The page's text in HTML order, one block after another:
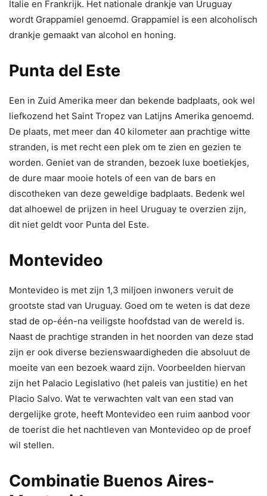
Italie en Frankrijk. Het nationale drankje van Uruguay
wordt Grappamiel genoemd. Grappamiel is een alcoholisch
drankje gemaakt van alcohol en honing.
Punta del Este
Een in Zuid Amerika meer dan bekende badplaats, ook wel
liefkozend het Saint Tropez van Latijns Amerika genoemd.
De plaats, met meer dan 40 kilometer aan prachtige witte
stranden, is met recht een plek om te zien en gezien te
worden. Geniet van de stranden, bezoek luxe boetiekjes,
de dure maar mooie hotels of een van de bars en
discotheken van deze geweldige badplaats. Bedenk wel
dat alhoewel de prijzen in heel Uruguay te overzien zijn,
dit niet geldt voor Punta del Este.
Montevideo
Montevideo is met zijn 1,3 miljoen inwoners veruit de
grootste stad van Uruguay. Goed om te weten is dat deze
stad de op-één-na veiligste hoofdstad van de wereld is.
Naast de prachtige stranden in het noorden van deze stad
zijn er ook diverse bezienswaardigheden die absoluut de
moeite van een bezoek waard zijn. Voorbeelden hiervan
zijn het Palacio Legislativo (het paleis van justitie) en het
Placio Salvo. Wat te verwachten valt van een stad van
dergelijke grote, heeft Montevideo een ruim aanbod voor
de toerist die het nachtleven van Montevideo op de proef
wil stellen.
Combinatie Buenos Aires-